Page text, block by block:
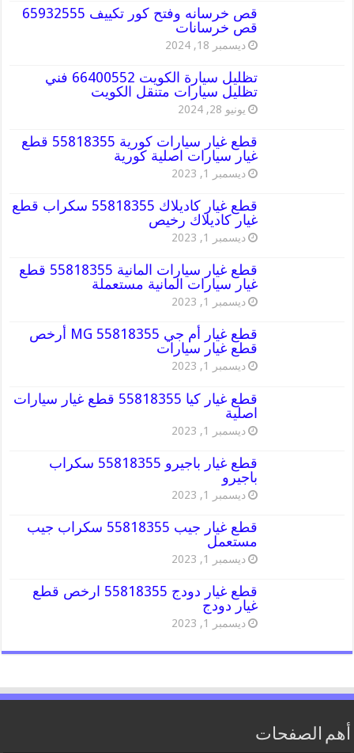
قص خرسانه وفتح كور تكييف 65932555
قص خرسانات
ديسمبر 18, 2024
تظليل سيارة الكويت 66400552 فني
تظليل سيارات متنقل الكويت
يونيو 28, 2024
قطع غيار سيارات كورية 55818355 قطع
غيار سيارات اصلية كورية
ديسمبر 1, 2023
قطع غيار كاديلاك 55818355 سكراب قطع
غيار كاديلاك رخيص
ديسمبر 1, 2023
قطع غيار سيارات المانية 55818355 قطع
غيار سيارات المانية مستعملة
ديسمبر 1, 2023
قطع غيار أم جي MG 55818355 أرخص
قطع غيار سيارات
ديسمبر 1, 2023
قطع غيار كيا 55818355 قطع غيار سيارات
اصلية
ديسمبر 1, 2023
قطع غيار باجيرو 55818355 سكراب
باجيرو
ديسمبر 1, 2023
قطع غيار جيب 55818355 سكراب جيب
مستعمل
ديسمبر 1, 2023
قطع غيار دودج 55818355 ارخص قطع
غيار دودج
ديسمبر 1, 2023
أهم الصفحات